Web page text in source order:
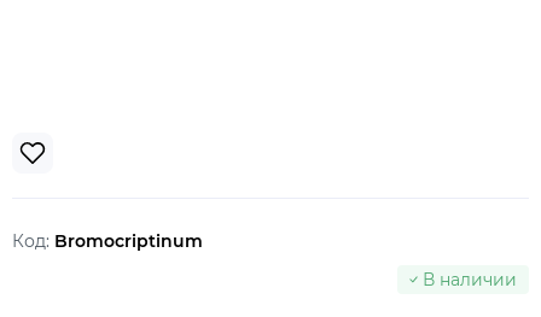
Код: Bromocriptinum
В наличии